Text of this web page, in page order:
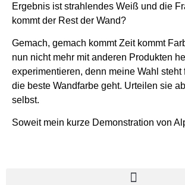
Ergebnis ist strahlendes Weiß und die
kommt der Rest der Wand?
Gemach, gemach kommt Zeit kommt
nun nicht mehr mit anderen Produkten
experimentieren, denn meine Wahl steht
die beste Wandfarbe geht. Urteilen sie
selbst.
Soweit mein kurze Demonstration von